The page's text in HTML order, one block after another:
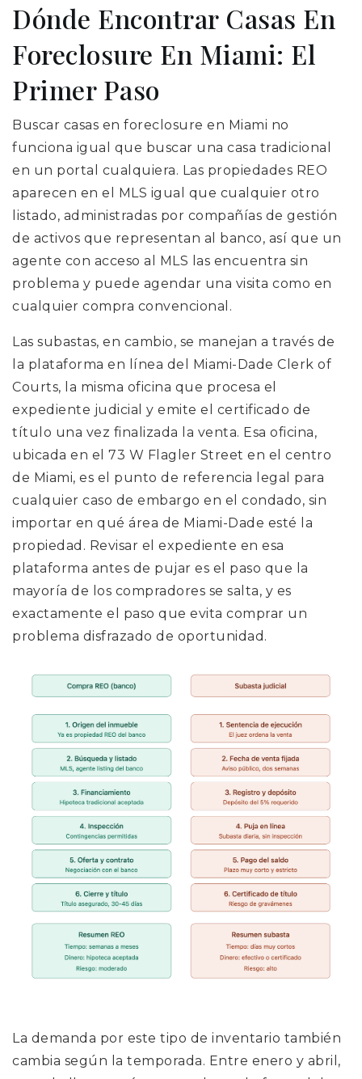
Dónde Encontrar Casas En
Foreclosure En Miami: El
Primer Paso
Buscar casas en foreclosure en Miami no
funciona igual que buscar una casa tradicional
en un portal cualquiera. Las propiedades REO
aparecen en el MLS igual que cualquier otro
listado, administradas por compañías de gestión
de activos que representan al banco, así que un
agente con acceso al MLS las encuentra sin
problema y puede agendar una visita como en
cualquier compra convencional.
Las subastas, en cambio, se manejan a través de
la plataforma en línea del Miami-Dade Clerk of
Courts, la misma oficina que procesa el
expediente judicial y emite el certificado de
título una vez finalizada la venta. Esa oficina,
ubicada en el 73 W Flagler Street en el centro
de Miami, es el punto de referencia legal para
cualquier caso de embargo en el condado, sin
importar en qué área de Miami-Dade esté la
propiedad. Revisar el expediente en esa
plataforma antes de pujar es el paso que la
mayoría de los compradores se salta, y es
exactamente el paso que evita comprar un
problema disfrazado de oportunidad.
La demanda por este tipo de inventario también
cambia según la temporada. Entre enero y abril,